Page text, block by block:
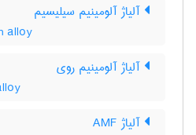
آلیاژ آلومینیم سیلیسیم
alloy
آلیاژ آلومینیم روی
آلیاژ AMF